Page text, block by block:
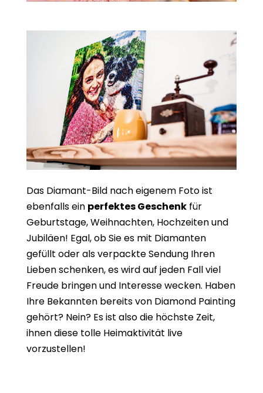
Das Diamant-Bild nach eigenem Foto ist
ebenfalls ein perfektes Geschenk für
Geburtstage, Weihnachten, Hochzeiten und
Jubiläen! Egal, ob Sie es mit Diamanten
gefüllt oder als verpackte Sendung Ihren
Lieben schenken, es wird auf jeden Fall viel
Freude bringen und Interesse wecken. Haben
Ihre Bekannten bereits von Diamond Painting
gehört? Nein? Es ist also die höchste Zeit,
ihnen diese tolle Heimaktivität live
vorzustellen!